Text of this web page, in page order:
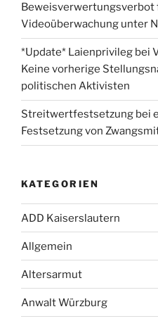
Beweisverwertungsverbot
Videoüberwachung unter
*Update* Laienprivileg bei
Keine vorherige
politischen Aktivisten
Streitwertfestsetzung bei
Festsetzung von
KATEGORIEN
ADD Kaiserslautern
Allgemein
Altersarmut
Anwalt Würzburg